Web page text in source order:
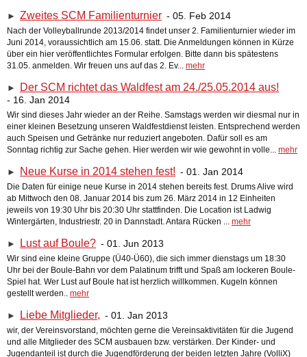
► Zweites SCM Familienturnier - 05. Feb 2014
Nach der Volleyballrunde 2013/2014 findet unser 2. Familienturnier wieder im
Juni 2014, voraussichtlich am 15.06. statt. Die Anmeldungen können in Kürze
über ein hier veröffentlichtes Formular erfolgen. Bitte dann bis spätestens
31.05. anmelden. Wir freuen uns auf das 2. Ev... mehr
► Der SCM richtet das Waldfest am 24./25.05.2014 aus!
- 16. Jan 2014
Wir sind dieses Jahr wieder an der Reihe. Samstags werden wir diesmal nur in
einer kleinen Besetzung unseren Waldfestdienst leisten. Entsprechend werden
auch Speisen und Getränke nur reduziert angeboten. Dafür soll es am
Sonntag richtig zur Sache gehen. Hier werden wir wie gewohnt in volle... mehr
► Neue Kurse in 2014 stehen fest! - 01. Jan 2014
Die Daten für einige neue Kurse in 2014 stehen bereits fest. Drums Alive wird
ab Mittwoch den 08. Januar 2014 bis zum 26. März 2014 in 12 Einheiten
jeweils von 19:30 Uhr bis 20:30 Uhr stattfinden. Die Location ist Ladwig
Wintergärten, Industriestr. 20 in Dannstadt. Antara Rücken ... mehr
► Lust auf Boule? - 01. Jun 2013
Wir sind eine kleine Gruppe (Ü40-Ü60), die sich immer dienstags um 18:30
Uhr bei der Boule-Bahn vor dem Palatinum trifft und Spaß am lockeren Boule-
Spiel hat. Wer Lust auf Boule hat ist herzlich willkommen. Kugeln können
gestellt werden.. mehr
► Liebe Mitglieder, - 01. Jan 2013
wir, der Vereinsvorstand, möchten gerne die Vereinsaktivitäten für die Jugend
und alle Mitglieder des SCM ausbauen bzw. verstärken. Der Kinder- und
Jugendanteil ist durch die Jugendförderung der beiden letzten Jahre (VolliX)